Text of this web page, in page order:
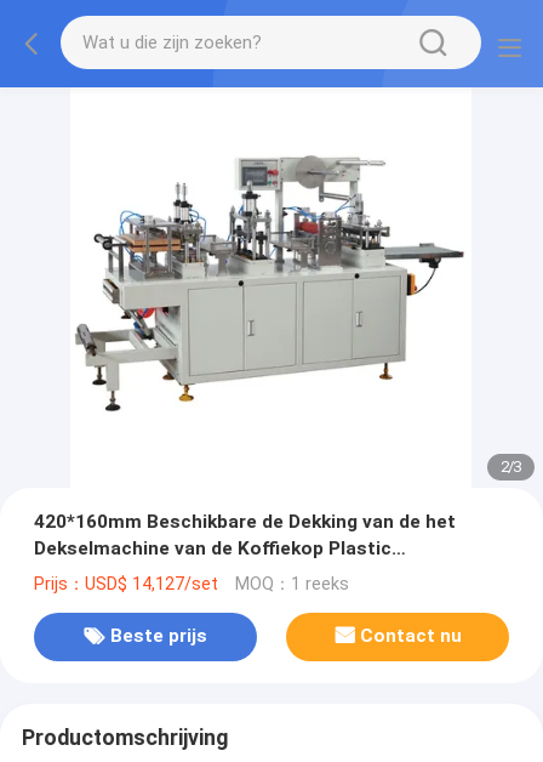
2/3
420*160mm Beschikbare de Dekking van de het
Dekselmachine van de Koffiekop Plastic
Productiemachine
Prijs：USD$ 14,127/set MOQ：1 reeks
Beste prijs Contact nu
Productomschrijving